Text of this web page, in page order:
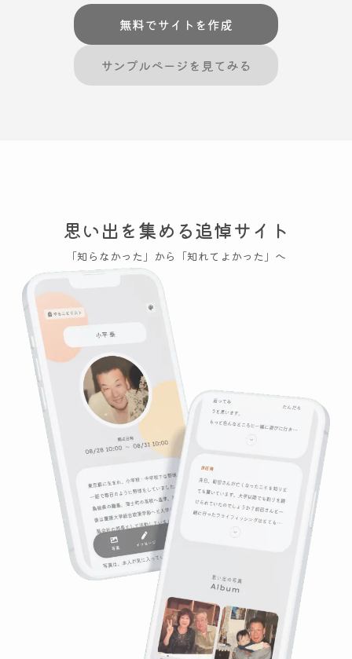
無料でサイトを作成
サンプルページを見てみる
思い出を集める追悼サイト
「知らなかった」から「知れてよかった」へ